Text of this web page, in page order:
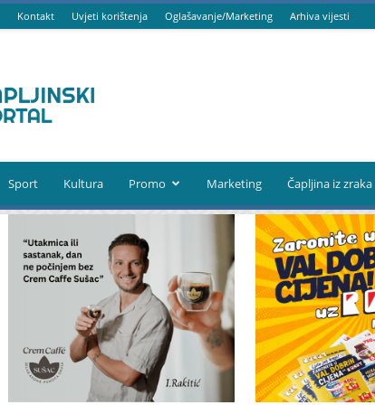
Kontakt Uvjeti korištenja Oglašavanje/Marketing Arhiva vijesti
portal
Sport Kultura Promo Marketing Čapljina iz zraka